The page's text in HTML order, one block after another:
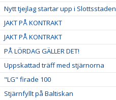
Nytt tjejlag startar upp i Slottsstaden
JAKT PÅ KONTRAKT
JAKT PÅ KONTRAKT
PÅ LÖRDAG GÄLLER DET!
Uppskattad träff med stjärnorna
"LG" firade 100
Stjärnfyllt på Baltiskan